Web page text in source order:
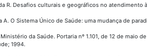
R. Desafios culturais e geográficos no
A. O Sistema Único de Saúde: uma mudança de
Ministério da Saúde. Portaria nº 1.101, de 12 de maio
1994.